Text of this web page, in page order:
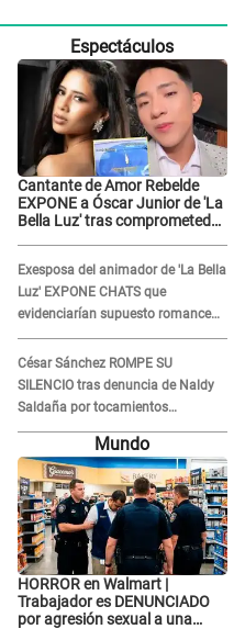
Espectáculos
Cantante de Amor Rebelde
EXPONE a Óscar Junior de 'La
Bella Luz' tras comprometedor
"Me hizo sentir incómoda"
Exesposa del animador de 'La Bella
Luz' EXPONE CHATS que
evidenciarían supuesto romance
clandestino con Naldy Saldaña,
pese a tener pareja
César Sánchez ROMPE SU
SILENCIO tras denuncia de Naldy
Saldaña por tocamientos
indebidos: "Pido respetar la
presunción de inocencia"
Mundo
HORROR en Walmart |
Trabajador es DENUNCIADO
por agresión sexual a una